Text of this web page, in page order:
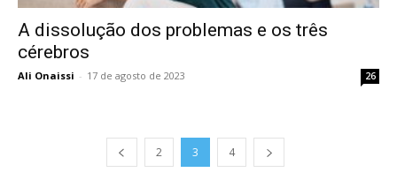
A dissolução dos problemas e os três
cérebros
Ali Onaissi - 17 de agosto de 2023 26
2 3 4